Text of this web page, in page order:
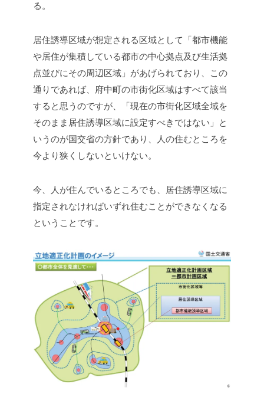
る。
居住誘導区域が想定される区域として「都市機能
や居住が集積している都市の中心拠点及び生活拠
点並びにその周辺区域」があげられており、この
通りであれば、府中町の市街化区域はすべて該当
すると思うのですが、「現在の市街化区域全域を
そのまま居住誘導区域に設定すべきではない」と
いうのが国交省の方針であり、人の住むところを
今より狭くしないといけない。
今、人が住んでいるところでも、居住誘導区域に
指定されなければいずれ住むことができなくなる
ということです。